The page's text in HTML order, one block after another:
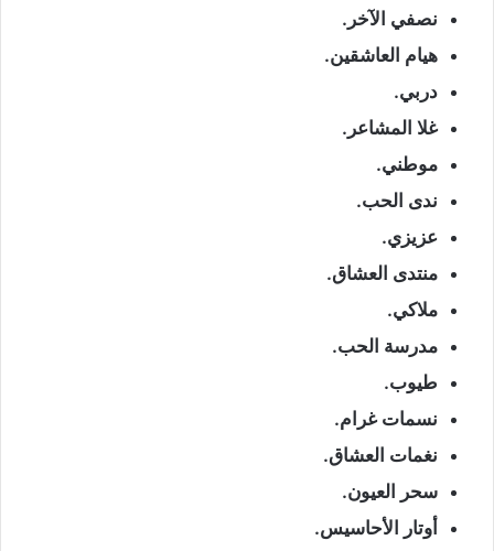
نصفي الآخر.
هيام العاشقين.
دربي.
غلا المشاعر.
موطني.
ندى الحب.
عزيزي.
منتدى العشاق.
ملاكي.
مدرسة الحب.
طيوب.
نسمات غرام.
نغمات العشاق.
سحر العيون.
أوتار الأحاسيس.